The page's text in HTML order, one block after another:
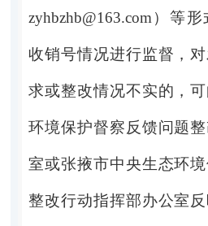
zyhbzhb@163.com ）等形
收销号情况进行监督，
求或整改情况不实的，
环境保护督察反馈问题
室或张掖市中央生态环
整改行动指挥部办公室